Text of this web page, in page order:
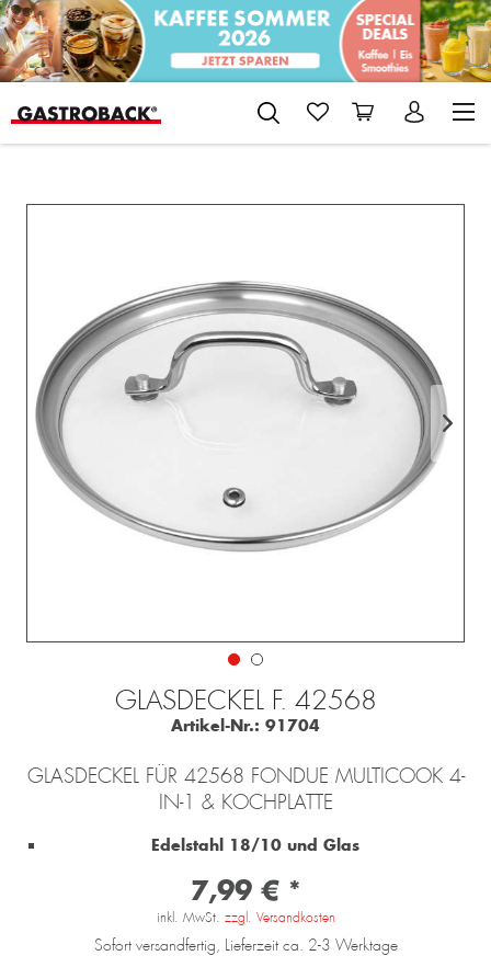
GLASDECKEL F. 42568
Artikel-Nr.: 91704
GLASDECKEL FÜR 42568 FONDUE MULTICOOK 4-
IN-1 & KOCHPLATTE
Edelstahl 18/10 und Glas
7,99 € *
inkl. MwSt. zzgl. Versandkosten
Sofort versandfertig, Lieferzeit ca. 2-3 Werktage